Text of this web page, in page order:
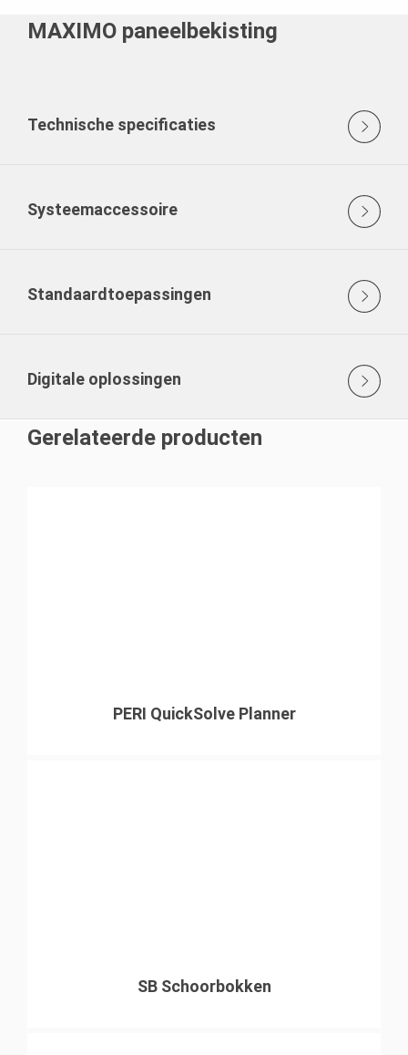
MAXIMO paneelbekisting
Technische specificaties
Systeemaccessoire
Standaardtoepassingen
Digitale oplossingen
Gerelateerde producten
PERI QuickSolve Planner
SB Schoorbokken